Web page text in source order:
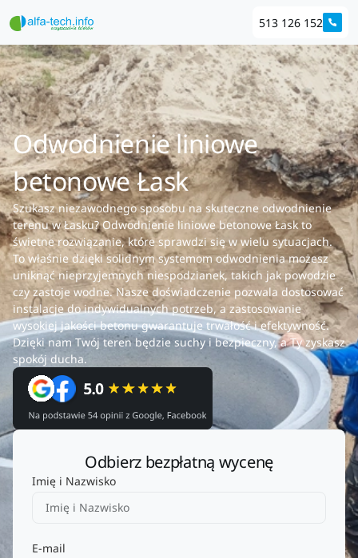
513 126 152
Odwodnienie liniowe
betonowe Łask
Szukasz niezawodnego sposobu na skuteczne odwodnienie
terenu w Łasku? Odwodnienie liniowe betonowe Łask to
świetne rozwiązanie, które sprawdzi się w wielu sytuacjach.
To właśnie dzięki solidnym systemom odwodnienia możesz
uniknąć nieprzyjemnych niespodzianek, takich jak powodzie
czy zastoje wodne. Nasze doświadczenie pozwala dostosować
instalacje do indywidualnych potrzeb, a zastosowanie
wysokiej jakości betonu gwarantuje trwałość i efektywność.
Dzięki nam Twój teren będzie suchy i bezpieczny, a Ty zyskasz
spokój ducha.
Odbierz bezpłatną wycenę
Imię i Nazwisko
E-mail